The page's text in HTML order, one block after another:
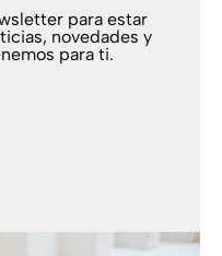
para estar
novedades y
para ti.